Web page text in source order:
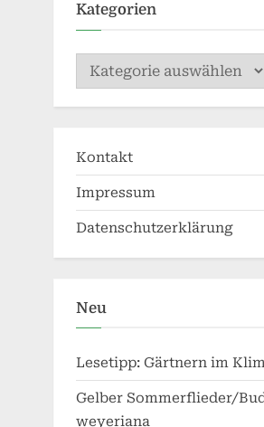
Kategorien
Kategorien
Kontakt
Impressum
Datenschutzerklärung
Neu
Lesetipp: Gärtnern im
Gelber Sommerflieder/
weyeriana